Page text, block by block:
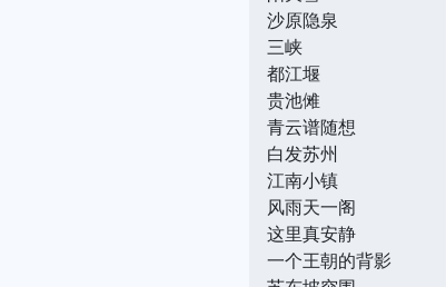
沙原隐泉
三峡
都江堰
贵池傩
青云谱随想
白发苏州
江南小镇
风雨天一阁
这里真安静
一个王朝的背影